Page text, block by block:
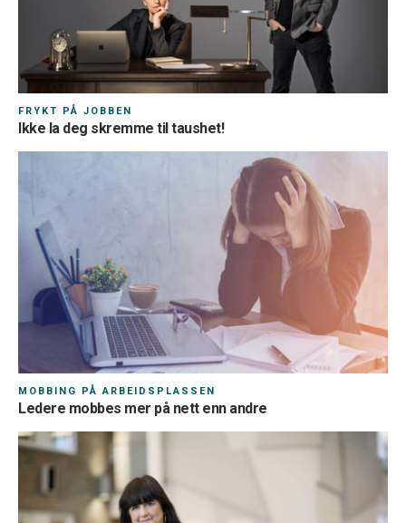
Land*
Innmelding
FRYKT PÅ JOBBEN
Ikke la deg skremme til taushet!
MOBBING PÅ ARBEIDSPLASSEN
Ledere mobbes mer på nett enn andre